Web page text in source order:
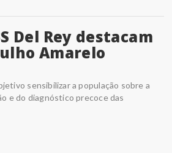
Del Rey destacam
Amarelo
sensibilizar a população sobre a
e do diagnóstico precoce das